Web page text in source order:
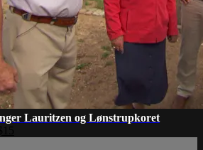
Lauritzen og Lønstrupkoret